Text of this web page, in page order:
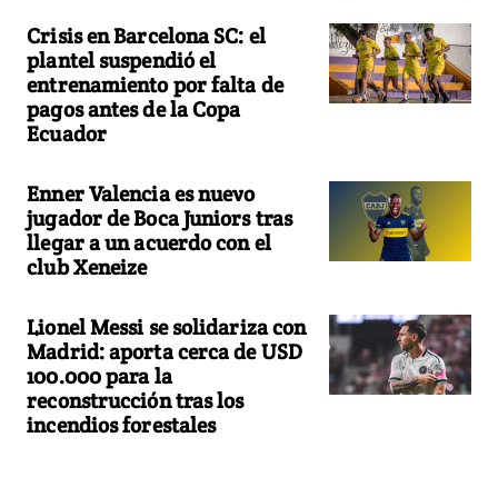
Crisis en Barcelona SC: el
plantel suspendió el
entrenamiento por falta de
pagos antes de la Copa
Ecuador
Enner Valencia es nuevo
jugador de Boca Juniors tras
llegar a un acuerdo con el
club Xeneize
Lionel Messi se solidariza con
Madrid: aporta cerca de USD
100.000 para la
reconstrucción tras los
incendios forestales